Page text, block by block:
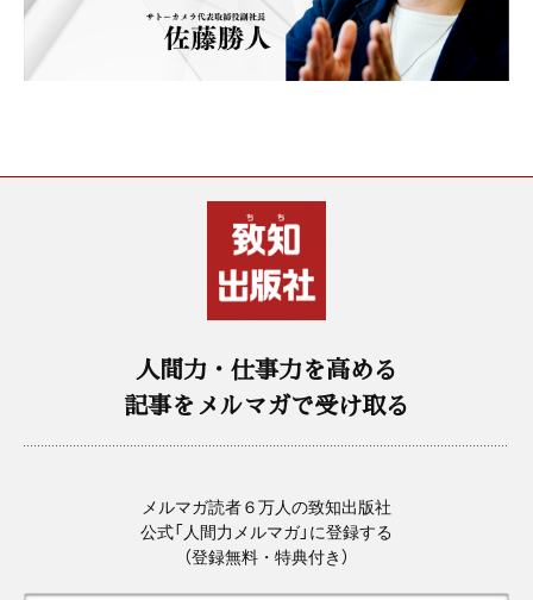
人間力・仕事力を高める
記事をメルマガで受け取る
メルマガ読者６万人の致知出版社
公式「人間力メルマガ」に登録する
（登録無料・特典付き）